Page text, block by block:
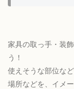
家具の取っ手・装
う！
使えそうな部位な
場所などを、イメ